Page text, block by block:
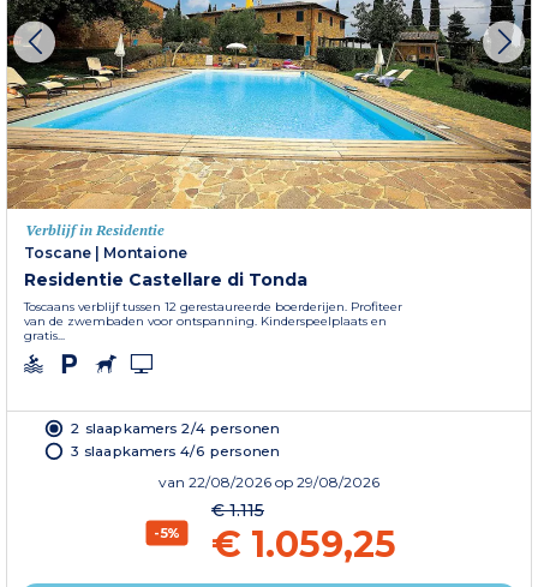
Verblijf in Residentie
Toscane
Montaione
Residentie Castellare di Tonda
Toscaans verblijf tussen 12 gerestaureerde boerderijen. Profiteer
van de zwembaden voor ontspanning. Kinderspeelplaats en
gratis...
2 slaapkamers 2/4 personen
3 slaapkamers 4/6 personen
van 22/08/2026 op 29/08/2026
-5%
€ 1.115
€ 1.059,25